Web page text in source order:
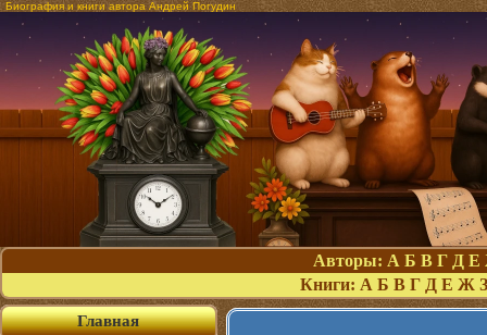
Биография и книги автора Андрей Погудин
Авторы: А Б В Г Д Е
Книги: А Б В Г Д Е Ж З
Главная